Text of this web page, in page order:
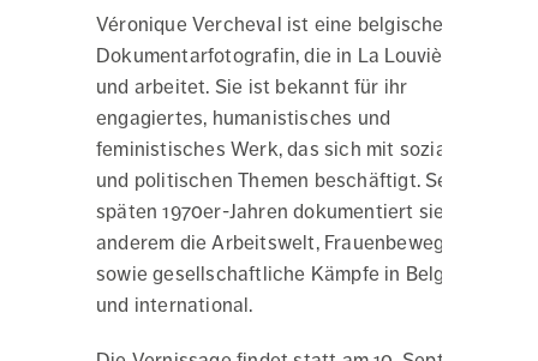
Véronique Vercheval ist eine belgische
Dokumentarfotografin, die in La Louvière lebt
und arbeitet. Sie ist bekannt für ihr
engagiertes, humanistisches und
feministisches Werk, das sich mit sozialen
und politischen Themen beschäftigt. Seit den
späten 1970er-Jahren dokumentiert sie unter
anderem die Arbeitswelt, Frauenbewegungen
sowie gesellschaftliche Kämpfe in Belgien
und international.